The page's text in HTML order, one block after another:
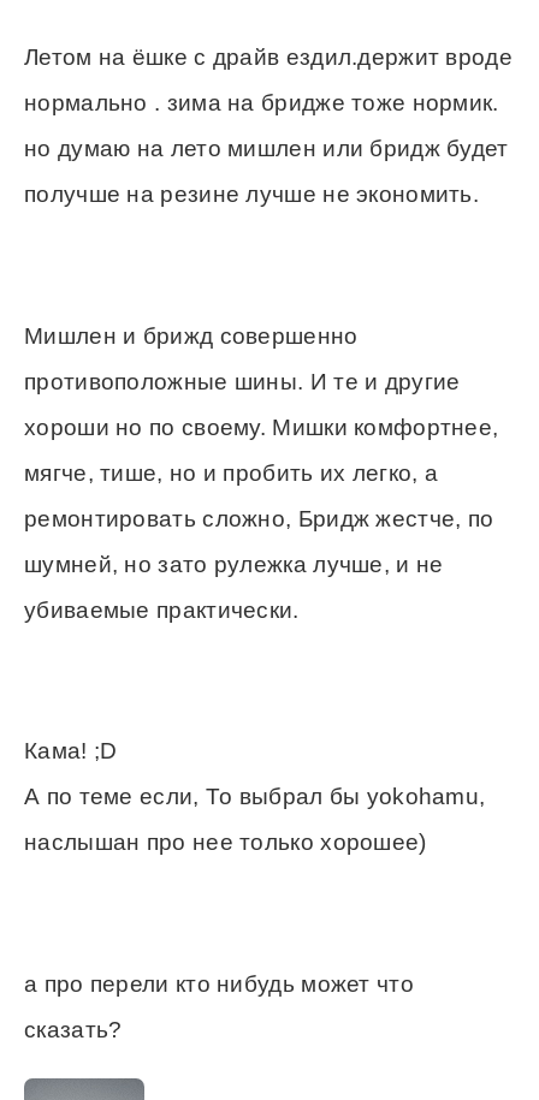
Летом на ёшке с драйв ездил.держит вроде
нормально . зима на бридже тоже нормик.
но думаю на лето мишлен или бридж будет
получше на резине лучше не экономить.
Мишлен и брижд совершенно
противоположные шины. И те и другие
хороши но по своему. Мишки комфортнее,
мягче, тише, но и пробить их легко, а
ремонтировать сложно, Бридж жестче, по
шумней, но зато рулежка лучше, и не
убиваемые практически.
Кама! ;D
А по теме если, То выбрал бы yokohamu,
наслышан про нее только хорошее)
а про перели кто нибудь может что
сказать?